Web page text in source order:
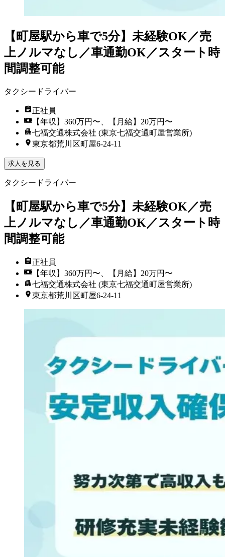
【町屋駅から車で5分】未経験OK／売
上ノルマなし／車通勤OK／スタート時
間調整可能
タクシードライバー
正社員
【年収】360万円〜、【月給】20万円〜
七福交通株式会社 (東京七福交通町屋営業所)
東京都荒川区町屋6-24-11
求人を見る
タクシードライバー
【町屋駅から車で5分】未経験OK／売
上ノルマなし／車通勤OK／スタート時
間調整可能
正社員
【年収】360万円〜、【月給】20万円〜
七福交通株式会社 (東京七福交通町屋営業所)
東京都荒川区町屋6-24-11